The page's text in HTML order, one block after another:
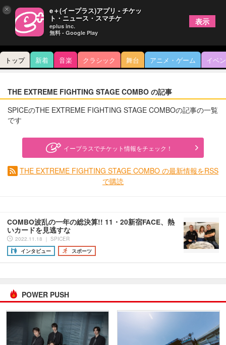
トップ 新着 音楽 クラシック 舞台 アニメ・ゲーム イベ
THE EXTREME FIGHTING STAGE COMBO の記事
SPICEのTHE EXTREME FIGHTING STAGE COMBOの記事の一覧
です
イープラスでチケット情報をチェック！
THE EXTREME FIGHTING STAGE COMBO の最新情報をRSS
で購読
COMBO波乱の一年の総決算!! 11・20新宿FACE、熱
いカードを見逃すな
2022.11.18 ｜ SPICER
インタビュー
スポーツ
POWER PUSH
× e＋(イープラス)アプリ - チケッ
ト・ニュース・スマチケ
eplus inc.
無料 - Google Play
表示